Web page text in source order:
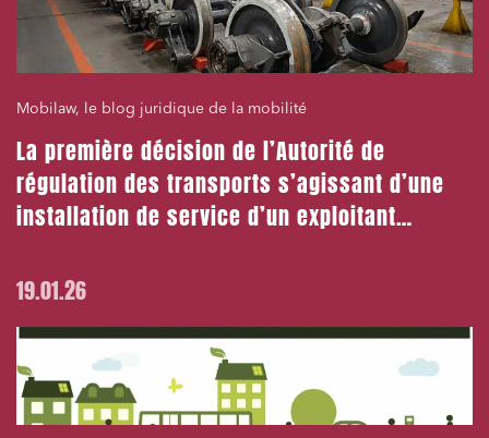
Mobilaw, le blog juridique de la mobilité
La première décision de l’Autorité de
régulation des transports s’agissant d’une
installation de service d’un exploitant
19.01.26